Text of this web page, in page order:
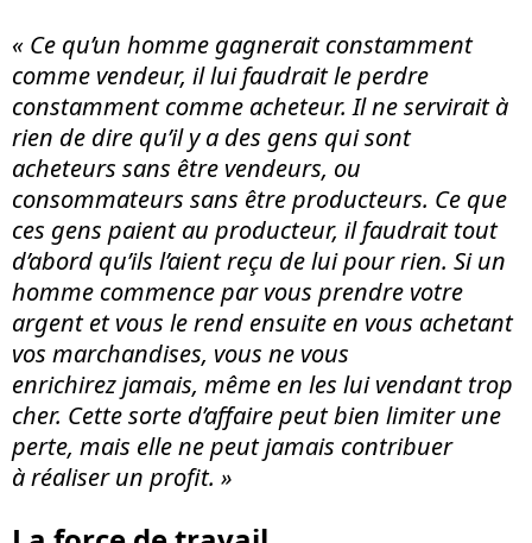
« Ce qu’un homme gagnerait constamment
comme vendeur, il lui faudrait le perdre
constamment comme acheteur. Il ne servirait à
rien de dire qu’il y a des gens qui sont
acheteurs sans être vendeurs, ou
consommateurs sans être producteurs. Ce que
ces gens paient au producteur, il faudrait tout
d’abord qu’ils l’aient reçu de lui pour rien. Si un
homme commence par vous prendre votre
argent et vous le rend ensuite en vous achetant
vos marchandises, vous ne vous
enrichirez jamais, même en les lui vendant trop
cher. Cette sorte d’affaire peut bien limiter une
perte, mais elle ne peut jamais contribuer
à réaliser un profit. »